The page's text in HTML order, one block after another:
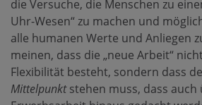
die Versuche, die Menschen zu
Uhr-Wesen“ zu machen und
alle humanen Werte und Anliegen
meinen, dass die „neue Arbeit“
Flexibilität besteht, sondern dass
Mittelpunktstehen muss, dass auch